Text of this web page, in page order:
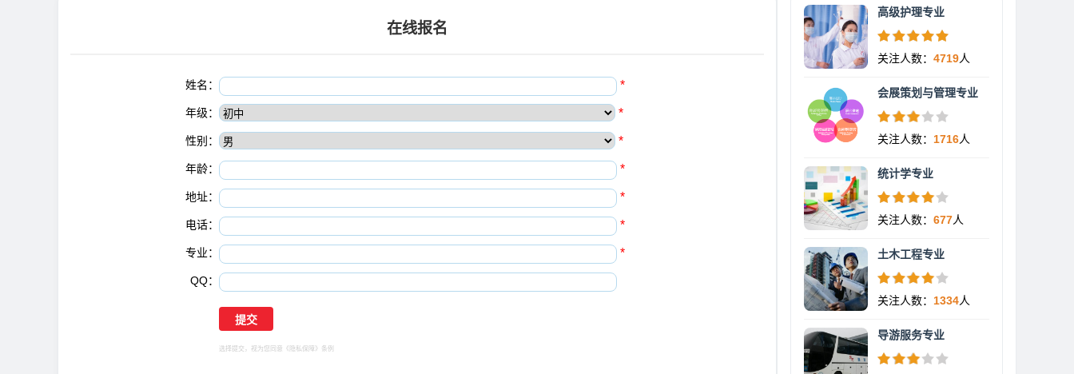
在线报名
姓名： *
年级： *
性别： *
年龄： *
地址： *
电话： *
专业： *
QQ：
选择提交，视为您同意 《隐私保障》 条例
高级护理专业
关注人数： 4719人
会展策划与管理专业
关注人数： 1716人
统计学专业
关注人数： 677人
土木工程专业
关注人数： 1334人
导游服务专业